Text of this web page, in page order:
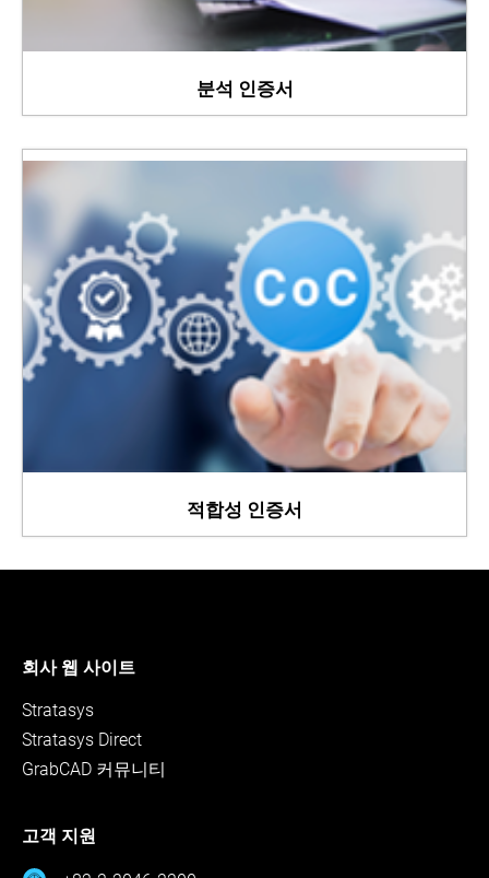
분석 인증서
적합성 인증서
회사 웹 사이트
Stratasys
Stratasys Direct
GrabCAD 커뮤니티
고객 지원